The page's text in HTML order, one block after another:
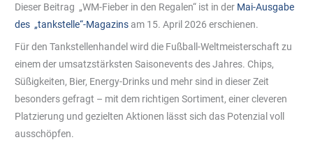
Dieser Beitrag „WM-Fieber in den Regalen“ ist in der Mai-Ausgabe
des „tankstelle“-Magazinsam 15. April 2026 erschienen.
Für den Tankstellenhandel wird die Fußball-Weltmeisterschaft zu
einem der umsatzstärksten Saisonevents des Jahres. Chips,
Süßigkeiten, Bier, Energy-Drinks und mehr sind in dieser Zeit
besonders gefragt – mit dem richtigen Sortiment, einer cleveren
Platzierung und gezielten Aktionen lässt sich das Potenzial voll
ausschöpfen.